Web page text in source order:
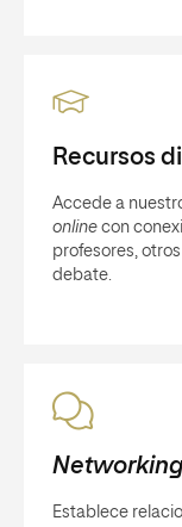
Recursos
Accede a
online con
profesores,
debate.
Establece